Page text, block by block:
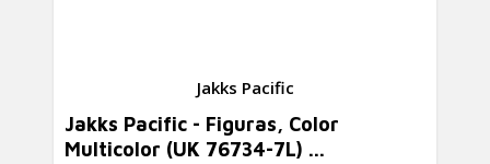
Jakks Pacific
Jakks Pacific - Figuras, Color
Multicolor (UK 76734-7L) ...